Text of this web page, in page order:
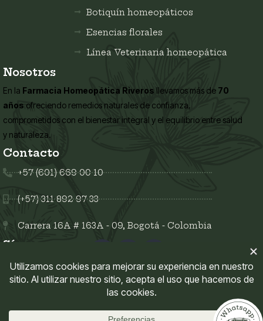
Botiquín homeopáticos
Esencias florales
Línea Veterinaria homeopática
Nosotros
En la Farmacia Homeopática Riveros llevamos más de 70
años ofreciendo remedios naturales de confianza,
comprometidos con el bienestar integral y el equilibrio entre salud
y naturaleza.
Contacto
+57 (601) 669 00 10
(+57) 311 892 97 33
Carrera 16A # 163A - 09, Bogotá - Colombia
Síguenos en:
Enlaces del sitio
Políticas del sitio